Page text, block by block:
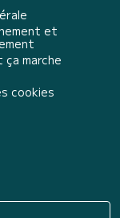
et
ça marche
cookies